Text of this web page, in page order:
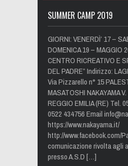
SUMMER CAMP 2019
GIORNI: VENERDÌ’ 17 –
DOMENICA 19 – MAGGIO
CENTRO RICREATIVO E
DEL PADRE” Indirizzo:
Via Pizzarello n° 15
MASATOSHI NAKAYAMA
REGGIO EMILIA (RE) Tel.
0522 434756 Email
https://www.nakayama.it/
http://www.facebook.com/
comunicazione rivolta
presso A.S.D […]